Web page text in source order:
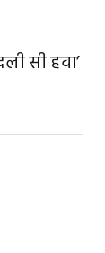
सी हवा’